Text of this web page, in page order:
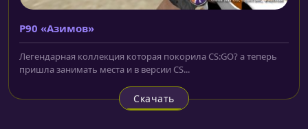
P90 «Азимов»
Легендарная коллекция которая покорила CS:GO? а теперь
пришла занимать места и в версии CS...
Скачать